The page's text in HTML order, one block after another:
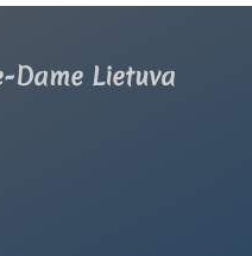
Dame Lietuva